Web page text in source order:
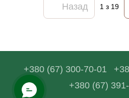
Назад 1з 19
+380 (67) 300-70-01
+380 (67)